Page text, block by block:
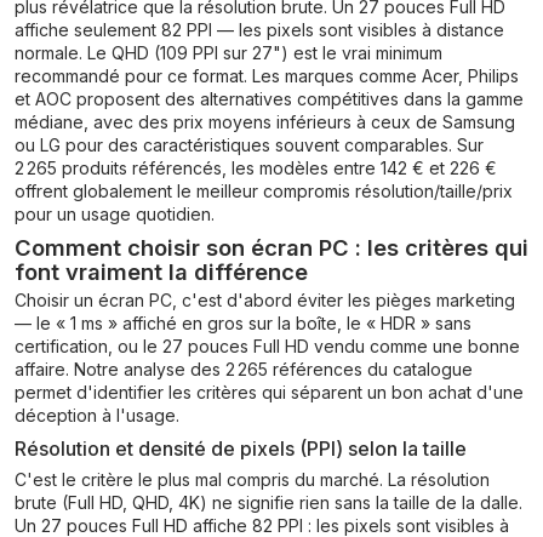
plus révélatrice que la résolution brute. Un 27 pouces Full HD
affiche seulement 82 PPI — les pixels sont visibles à distance
normale. Le QHD (109 PPI sur 27") est le vrai minimum
recommandé pour ce format. Les marques comme Acer, Philips
et AOC proposent des alternatives compétitives dans la gamme
médiane, avec des prix moyens inférieurs à ceux de Samsung
ou LG pour des caractéristiques souvent comparables. Sur
2 265 produits référencés, les modèles entre 142 € et 226 €
offrent globalement le meilleur compromis résolution/taille/prix
pour un usage quotidien.
Comment choisir son écran PC : les critères qui
font vraiment la différence
Choisir un écran PC, c'est d'abord éviter les pièges marketing
— le « 1 ms » affiché en gros sur la boîte, le « HDR » sans
certification, ou le 27 pouces Full HD vendu comme une bonne
affaire. Notre analyse des 2 265 références du catalogue
permet d'identifier les critères qui séparent un bon achat d'une
déception à l'usage.
Résolution et densité de pixels (PPI) selon la taille
C'est le critère le plus mal compris du marché. La résolution
brute (Full HD, QHD, 4K) ne signifie rien sans la taille de la dalle.
Un 27 pouces Full HD affiche 82 PPI : les pixels sont visibles à